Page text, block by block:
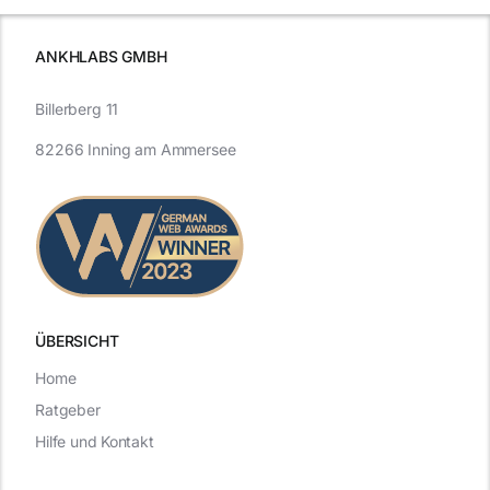
ANKHLABS GMBH
ÜBERSICHT
Billerberg 11
82266 Inning am Ammersee
Home
Ratgeber
Hilfe und Kontakt